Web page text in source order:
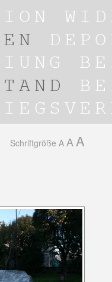
Schriftgröße A A A